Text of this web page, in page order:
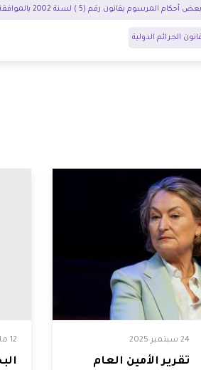
24 سبتمبر 2025
تقرير الأمين العام
12 مايو 2025